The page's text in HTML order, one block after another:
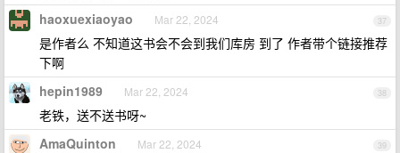
37
haoxuexiaoyao Mar 22, 2024
是作者么 不知道这书会不会到我们库房 到了 作者带个链接推荐
下啊
38
hepin1989 Mar 22, 2024
老铁，送不送书呀~
39
AmaQuinton Mar 22, 2024